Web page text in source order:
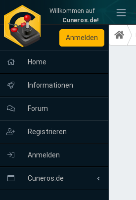
Willkommen auf
Cuneros.de!
-
Anmelden
Home
Informationen
Forum
Registrieren
Anmelden
Cuneros.de